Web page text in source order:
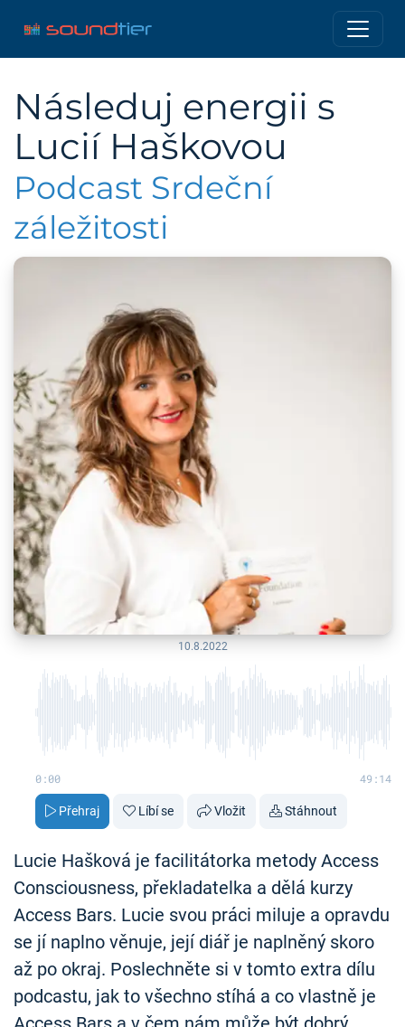
Následuj energii s
Lucií Haškovou
Podcast Srdeční
záležitosti
10.8.2022
0:00 49:14
Přehraj Líbí se Vložit Stáhnout
Lucie Hašková je facilitátorka metody Access
Consciousness, překladatelka a dělá kurzy
Access Bars. Lucie svou práci miluje a opravdu
se jí naplno věnuje, její diář je naplněný skoro
až po okraj. Poslechněte si v tomto extra dílu
podcastu, jak to všechno stíhá a co vlastně je